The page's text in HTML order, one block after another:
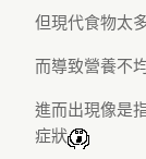
但現代食物太
而導致營養不
進而出現像是
症狀